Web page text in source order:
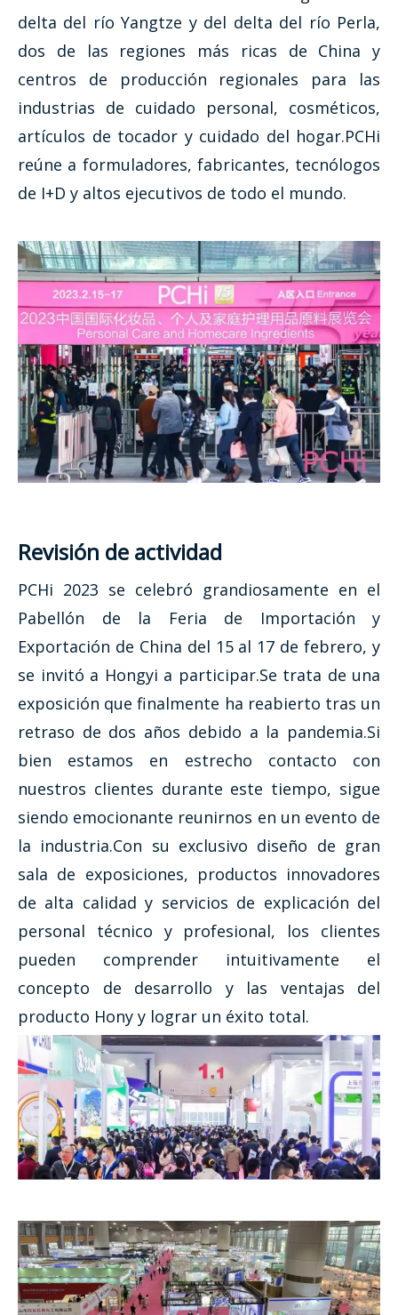
delta del río Yangtze y del delta del río Perla,
dos de las regiones más ricas de China y
centros de producción regionales para las
industrias de cuidado personal, cosméticos,
artículos de tocador y cuidado del hogar.PCHi
reúne a formuladores, fabricantes, tecnólogos
de I+D y altos ejecutivos de todo el mundo.
Revisión de actividad
PCHi 2023 se celebró grandiosamente en el
Pabellón de la Feria de Importación y
Exportación de China del 15 al 17 de febrero, y
se invitó a Hongyi a participar.Se trata de una
exposición que finalmente ha reabierto tras un
retraso de dos años debido a la pandemia.Si
bien estamos en estrecho contacto con
nuestros clientes durante este tiempo, sigue
siendo emocionante reunirnos en un evento de
la industria.Con su exclusivo diseño de gran
sala de exposiciones, productos innovadores
de alta calidad y servicios de explicación del
personal técnico y profesional, los clientes
pueden comprender intuitivamente el
concepto de desarrollo y las ventajas del
producto Hony y lograr un éxito total.